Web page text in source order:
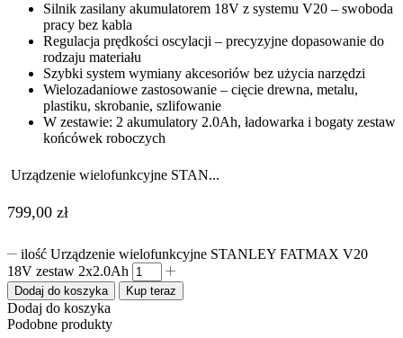
Silnik zasilany akumulatorem 18V z systemu V20 – swoboda
pracy bez kabla
Regulacja prędkości oscylacji – precyzyjne dopasowanie do
rodzaju materiału
Szybki system wymiany akcesoriów bez użycia narzędzi
Wielozadaniowe zastosowanie – cięcie drewna, metalu,
plastiku, skrobanie, szlifowanie
W zestawie: 2 akumulatory 2.0Ah, ładowarka i bogaty zestaw
końcówek roboczych
Urządzenie wielofunkcyjne STAN...
799,00 zł
ilość Urządzenie wielofunkcyjne STANLEY FATMAX V20
18V zestaw 2x2.0Ah
Dodaj do koszyka Kup teraz
Dodaj do koszyka
Podobne produkty